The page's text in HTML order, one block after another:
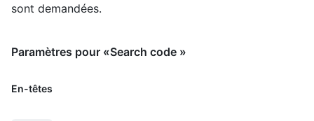
sont demandées.
Paramètres pour «Search code »
En-têtes